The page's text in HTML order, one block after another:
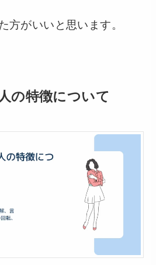
方がいいと思います。
の特徴について